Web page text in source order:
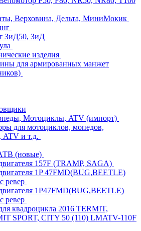
Верховина, Дельта, МиниМокик
ЗиД50, ЗиД
изделия
для армированных манжет
Мотоциклы, ATV (импорт)
для мотоциклов, мопедов,
ATV и т.д.
(новые)
157F (TRAMP, SAGA)
1P 47FMD(BUG,BEETLE)
ревер
1P47FMD(BUG,BEETLE)
ревер
квадроцикла 2016 TERMIT,
SPORT, CITY 50 (110) LMATV-110F